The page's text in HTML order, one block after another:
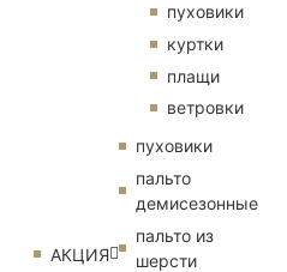
пуховики
куртки
плащи
ветровки
АКЦИЯ
пуховики
пальто
демисезонные
пальто из
шерсти